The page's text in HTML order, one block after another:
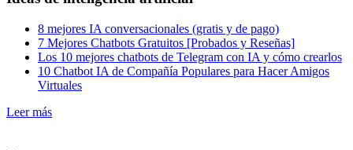
8 mejores IA conversacionales (gratis y de pago)
7 Mejores Chatbots Gratuitos [Probados y Reseñas]
Los 10 mejores chatbots de Telegram con IA y cómo crearlos
10 Chatbot IA de Compañía Populares para Hacer Amigos
Virtuales
Leer más